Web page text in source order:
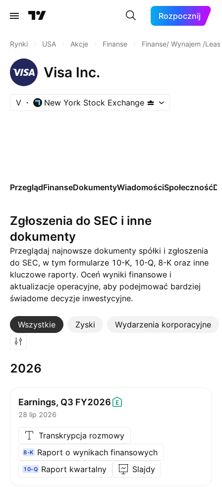
Rozpocznij
Rynki USA Akcje Finanse Finanse/ Wynajem /
Visa Inc.
V New York Stock Exchange
PrzeglądFinanseDokumentyWiadomościSpołeczność
Zgłoszenia do SEC i inne
dokumenty
Przeglądaj najnowsze dokumenty spółki i zgłoszenia
do SEC, w tym formularze 10-K, 10-Q, 8-K oraz inne
kluczowe raporty. Oceń wyniki finansowe i
aktualizacje operacyjne, aby podejmować bardziej
świadome decyzje inwestycyjne.
Wszystkie Zyski Wydarzenia korporacyjne
Więcej
2026
Earnings, Q3 FY2026
28 lip 2026
Transkrypcja rozmowy
8-K Raport o wynikach finansowych
10-Q Raport kwartalny Slajdy